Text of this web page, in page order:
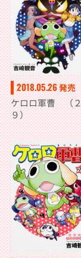
2018.05.26発売
ケロロ軍曹 （２
９）